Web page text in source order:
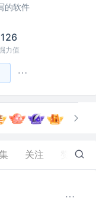
的软件
126
力值
关注 182